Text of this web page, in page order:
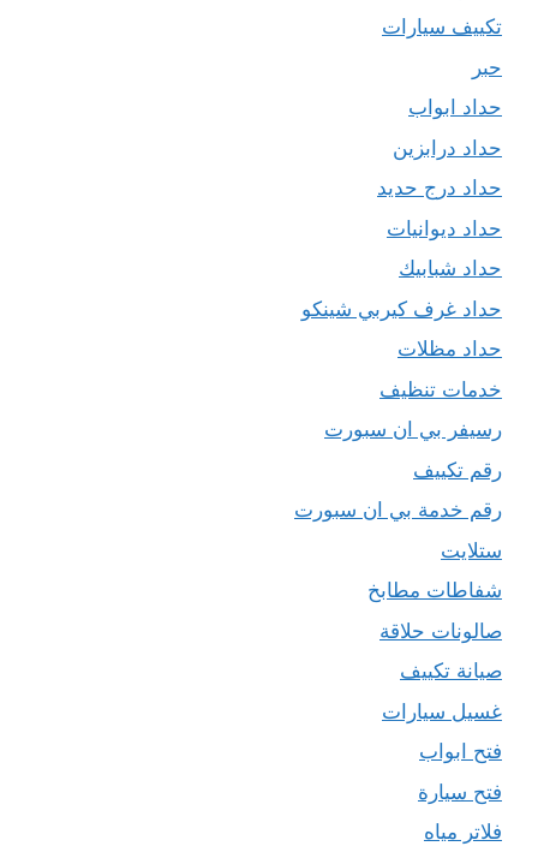
تكييف سيارات
حبر
حداد ابواب
حداد درابزين
حداد درج حديد
حداد ديوانيات
حداد شبابيك
حداد غرف كيربي شينكو
حداد مظلات
خدمات تنظيف
رسيفر بي ان سبورت
رقم تكييف
رقم خدمة بي ان سبورت
ستلايت
شفاطات مطابخ
صالونات حلاقة
صيانة تكييف
غسيل سيارات
فتح ابواب
فتح سيارة
فلاتر مياه